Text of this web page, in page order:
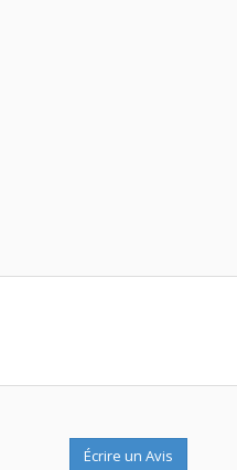
Écrire un Avis